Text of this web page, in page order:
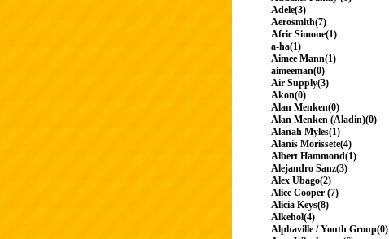
Adele(3)
Aerosmith(7)
Afric Simone(1)
a-ha(1)
Aimee Mann(1)
aimeeman(0)
Air Supply(3)
Akon(0)
Alan Menken(0)
Alan Menken (Aladin)(0)
Alanah Myles(1)
Alanis Morissete(4)
Albert Hammond(1)
Alejandro Sanz(3)
Alex Ubago(2)
Alice Cooper (7)
Alicia Keys(8)
Alkehol(4)
Alphaville / Youth Group(0)